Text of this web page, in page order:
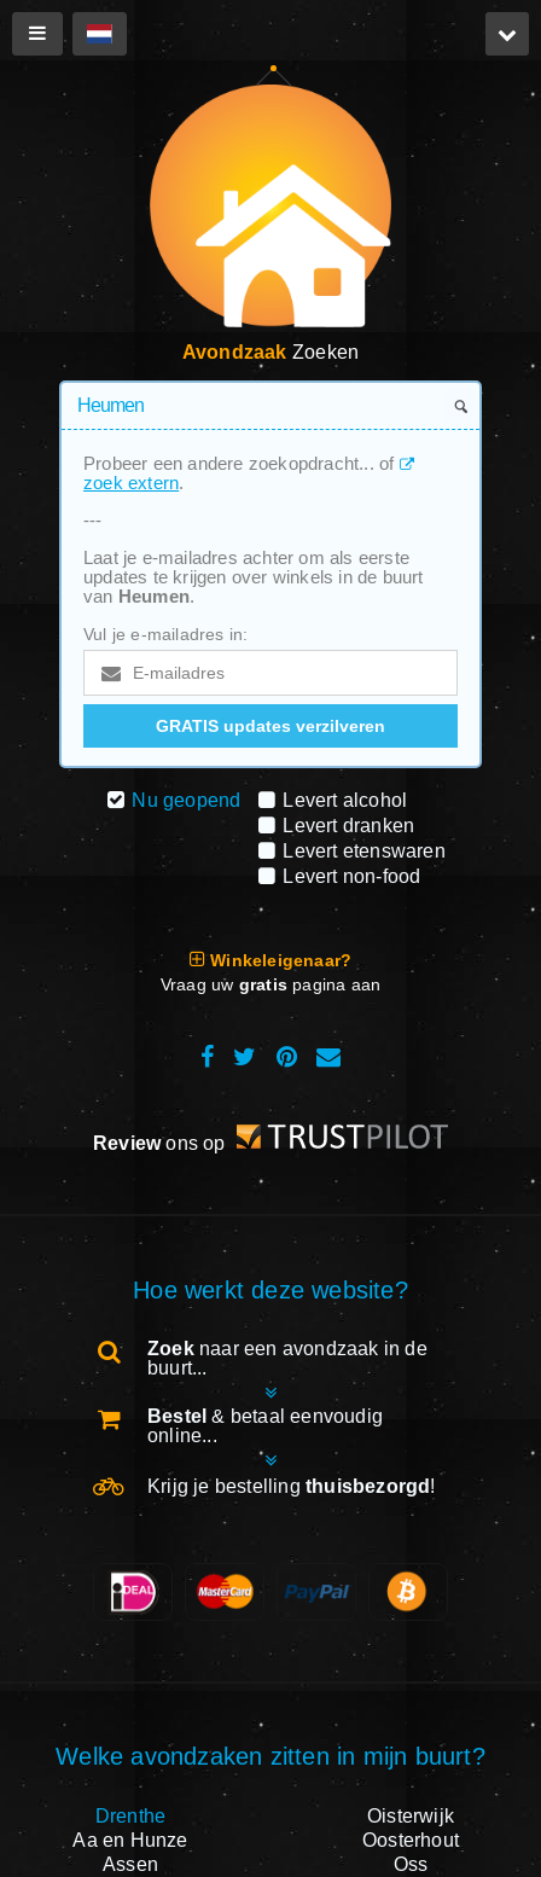
Avondzaak Zoeken
Probeer een andere zoekopdracht... of
zoek extern.
---
Laat je e-mailadres achter om als eerste
updates te krijgen over winkels in de buurt
van Heumen.
Vul je e-mailadres in:
Nu geopend
Levert alcohol
Levert dranken
Levert etenswaren
Levert non-food
Winkeleigenaar?
Vraag uw gratispagina aan
Reviewons op
Hoe werkt deze website?
Zoeknaar een avondzaak in de
buurt...
Bestel & betaal eenvoudig
online...
Krijg je bestelling thuisbezorgd !
Welke avondzaken zitten in mijn buurt?
Drenthe
Aa en Hunze
Assen
Oisterwijk
Oosterhout
Oss